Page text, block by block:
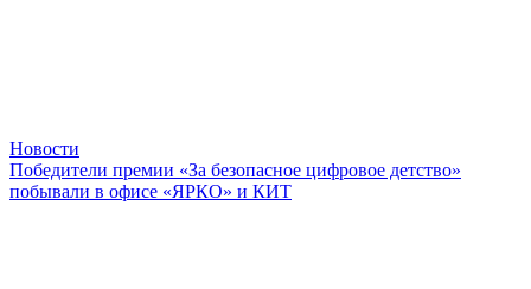
Новости
Победители премии «За безопасное цифровое детство»
побывали в офисе «ЯРКО» и КИТ